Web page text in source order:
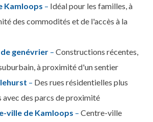
Kamloops – Idéal pour les familles, à
des commodités et de l'accès à la
genévrier – Constructions récentes,
à proximité d'un sentier
– Des rues résidentielles plus
avec des parcs de proximité
ville de Kamloops – Centre-ville